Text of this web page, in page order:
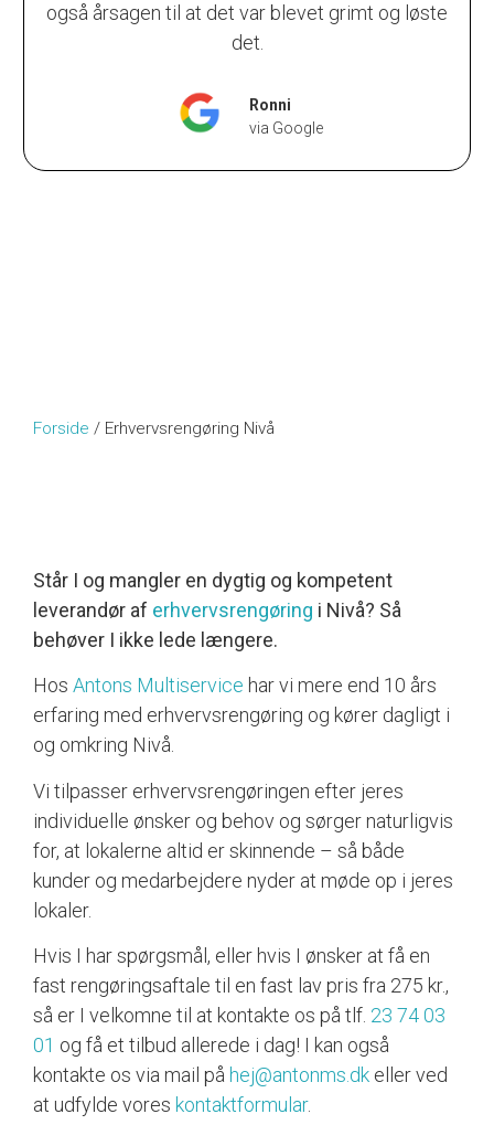
også årsagen til at det var blevet grimt og løste
det.
Ronni
via Google
Forside / Erhvervsrengøring Nivå
Står I og mangler en dygtig og kompetent
leverandør af erhvervsrengøring i Nivå? Så
behøver I ikke lede længere.
Hos Antons Multiservice har vi mere end 10 års
erfaring med erhvervsrengøring og kører dagligt i
og omkring Nivå.
Vi tilpasser erhvervsrengøringen efter jeres
individuelle ønsker og behov og sørger naturligvis
for, at lokalerne altid er skinnende – så både
kunder og medarbejdere nyder at møde op i jeres
lokaler.
Hvis I har spørgsmål, eller hvis I ønsker at få en
fast rengøringsaftale til en fast lav pris fra 275 kr.,
så er I velkomne til at kontakte os på tlf. 23 74 03
01 og få et tilbud allerede i dag! I kan også
kontakte os via mail på hej@antonms.dk eller ved
at udfylde vores kontaktformular.